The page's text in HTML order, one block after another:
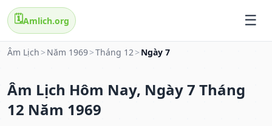
🗓️Amlich.org
Âm Lịch > Năm 1969>Tháng 12> Ngày 7
Âm Lịch Hôm Nay, Ngày 7 Tháng
12 Năm 1969